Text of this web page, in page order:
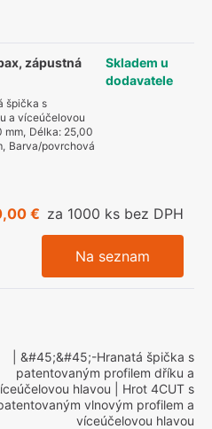
zápustná
špička s
a víceúčelovou
mm, Délka: 25,00
, Barva/povrchová
Skladem u
dodavatele
€ za 1000 ks bez DPH
Na seznam
| &#45;&#45;-Hranatá špička s
patentovaným profilem dříku a
hlavou | Hrot 4CUT s
vlnovým profilem a
víceúčelovou hlavou